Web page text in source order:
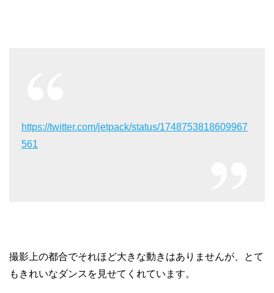
https://twitter.com/jetpack/status/1748753818609967
561
撮影上の都合でそれほど大きな動きはありませんが、とて
もきれいなダンスを見せてくれています。